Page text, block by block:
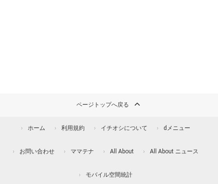
ページトップへ戻る
ホーム 利用規約 イチオシについて dメニュー
お問い合わせ ママテナ All About All About ニュース
モバイル空間統計